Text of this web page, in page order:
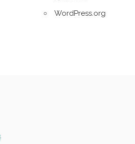
WordPress.org